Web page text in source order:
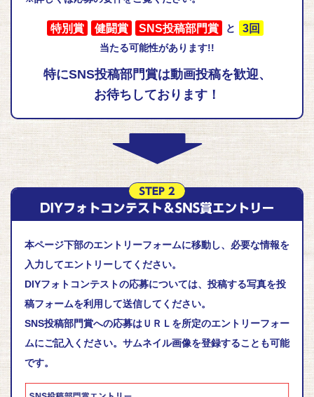
特別賞 健闘賞 SNS投稿部門賞 と 3回
当たる可能性があります!!
特にSNS投稿部門賞は動画投稿を歓迎、
お待ちしております！
本ページ下部のエントリーフォームに移動し、必要な情報を
入力してエントリーしてください。
DIYフォトコンテストの応募については、投稿する写真を投
稿フォームを利用して送信してください。
SNS投稿部門賞への応募はＵＲＬを所定のエントリーフォー
ムにご記入ください。サムネイル画像を登録することも可能
です。